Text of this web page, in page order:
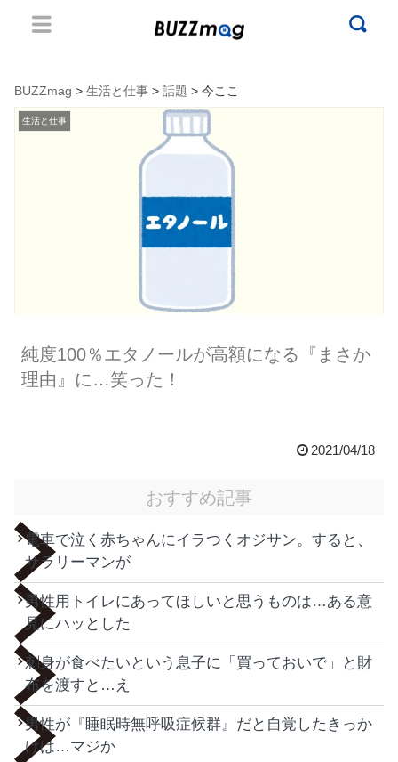
BUZZmag > 生活と仕事 > 話題 > 今ここ
生活と仕事
純度100％エタノールが高額になる『まさか
理由』に…笑った！
2021/04/18
おすすめ記事
電車で泣く赤ちゃんにイラつくオジサン。すると、
サラリーマンが
男性用トイレにあってほしいと思うものは…ある意
見にハッとした
刺身が食べたいという息子に「買っておいで」と財
布を渡すと…え
男性が『睡眠時無呼吸症候群』だと自覚したきっか
けは…マジか